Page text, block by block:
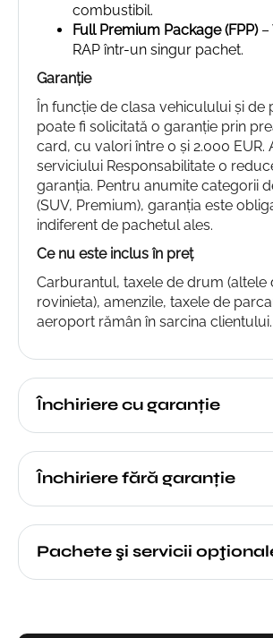
combustibil.
Full Premium Package (FPP)–
RAP într-un singur pachet.
Garanție
În funcție de clasa vehiculului și de
poate fi solicitată o garanție prin
card, cu valori între 0 și 2.000 EUR.
serviciului Responsabilitate 0
garanția. Pentru anumite categorii
(SUV, Premium), garanția este
indiferent de pachetul ales.
Ce nu este inclus în preț
Carburantul, taxele de drum (altele
rovinieta), amenzile, taxele de
aeroport rămân în sarcina clientului.
Închiriere cu garanție
Închiriere fără garanție
Pachete şi servicii